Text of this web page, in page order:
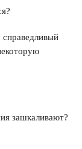
зашкаливают?